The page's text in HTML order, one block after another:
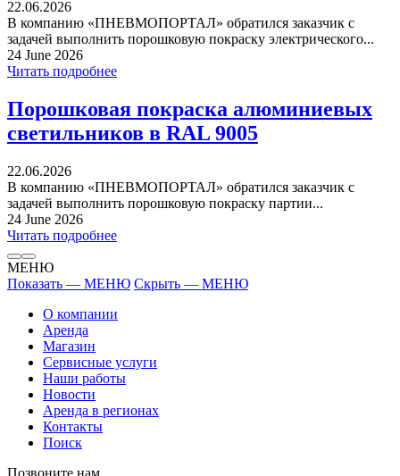
22.06.2026
В компанию «ПНЕВМОПОРТАЛ» обратился заказчик с
задачей выполнить порошковую покраску электрического...
24 June 2026
Читать подробнее
Порошковая покраска алюминиевых
светильников в RAL 9005
22.06.2026
В компанию «ПНЕВМОПОРТАЛ» обратился заказчик с
задачей выполнить порошковую покраску партии...
24 June 2026
Читать подробнее
МЕНЮ
Показать — МЕНЮ Скрыть — МЕНЮ
О компании
Аренда
Магазин
Сервисные услуги
Наши работы
Новости
Аренда в регионах
Контакты
Поиск
Позвоните нам